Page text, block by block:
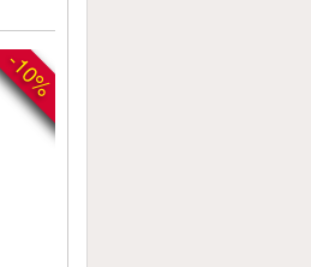
-10%